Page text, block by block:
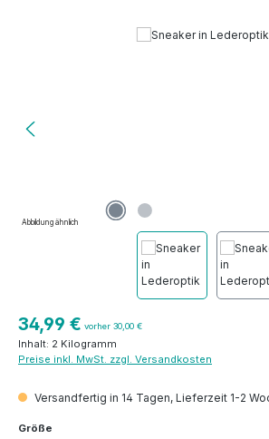
Bildergalerie überspringen
Abbildung ähnlich
Regulärer Preis:
34,99 € vorher 30,00 €
Inhalt: 2 Kilogramm
Preise inkl. MwSt. zzgl. Versandkosten
Versandfertig in 14 Tagen, Lieferzeit 1-2
Größe